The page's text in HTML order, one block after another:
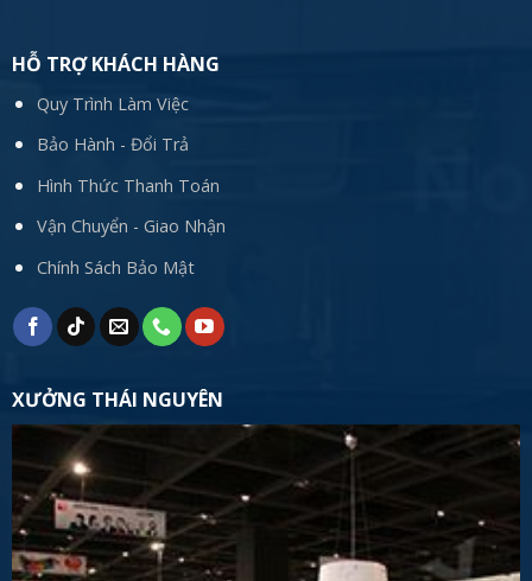
HỖ TRỢ KHÁCH HÀNG
Quy Trình Làm Việc
Bảo Hành - Đổi Trả
Hình Thức Thanh Toán
Vận Chuyển - Giao Nhận
Chính Sách Bảo Mật
XƯỞNG THÁI NGUYÊN